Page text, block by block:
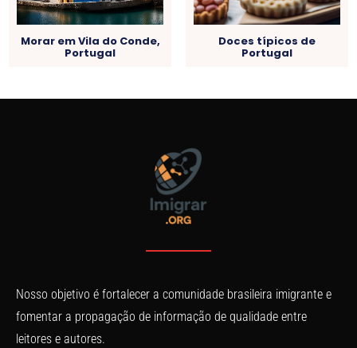
Morar em Vila do Conde,
Portugal
Doces típicos de
Portugal
Nosso objetivo é fortalecer a comunidade brasileira imigrante e
fomentar a propagação de informação de qualidade entre
leitores e autores.